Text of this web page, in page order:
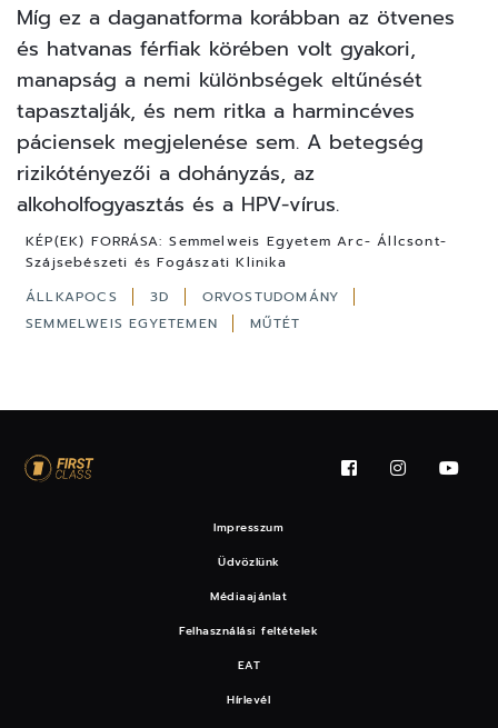
Míg ez a daganatforma korábban az ötvenes
és hatvanas férfiak körében volt gyakori,
manapság a nemi különbségek eltűnését
tapasztalják, és nem ritka a harmincéves
páciensek megjelenése sem. A betegség
rizikótényezői a dohányzás, az
alkoholfogyasztás és a HPV-vírus.
KÉP(EK) FORRÁSA: Semmelweis Egyetem Arc- Állcsont-
Szájsebészeti és Fogászati Klinika
ÁLLKAPOCS
3D
ORVOSTUDOMÁNY
SEMMELWEIS EGYETEMEN
MŰTÉT
Impresszum
Üdvözlünk
Médiaajánlat
Felhasználási feltételek
EAT
Hírlevél